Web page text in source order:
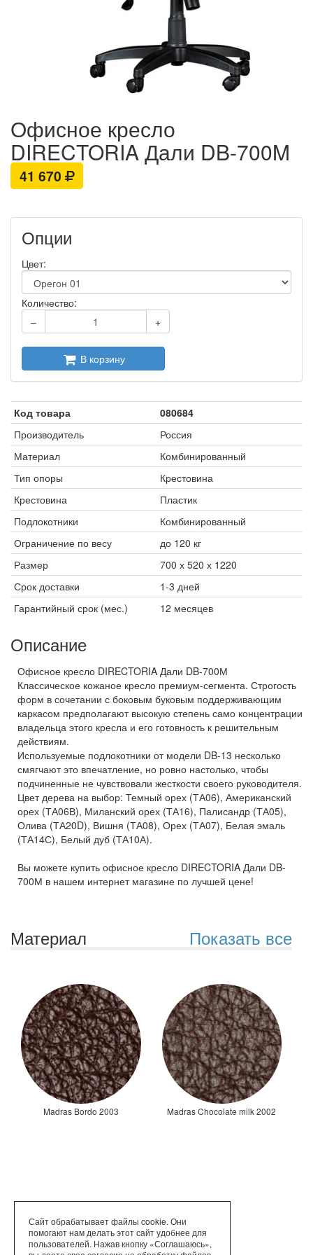
Офисное кресло
DIRECTORIA Дали DB-700M
41 670
Опции
Цвет:
Количество:
–
+
В корзину
Код товара
080684
Производитель
Россия
Материал
Комбинированный
Тип опоры
Крестовина
Крестовина
Пластик
Подлокотники
Комбинированный
Ограничение по весу
до 120 кг
Размер
700 х 520 х 1220
Срок доставки
1-3 дней
Гарантийный срок (мес.)
12 месяцев
Описание
Офисное кресло DIRECTORIA Дали DB-700М
Классическое кожаное кресло премиум-сегмента. Строгость
форм в сочетании с боковым буковым поддерживающим
каркасом предполагают высокую степень само концентрации
владельца этого кресла и его готовность к решительным
действиям.
Используемые подлокотники от модели DB-13 несколько
смягчают это впечатление, но ровно настолько, чтобы
подчиненные не чувствовали жесткости своего руководителя.
Цвет дерева на выбор: Темный орех (ТА06), Американский
орех (ТА06В), Миланский орех (ТА16), Палисандр (ТА05),
Олива (ТА20D), Вишня (ТА08), Орех (ТА07), Белая эмаль
(ТА14С), Белый дуб (ТА10А).
Вы можете купить офисное кресло DIRECTORIA Дали DB-
700М в нашем интернет магазине по лучшей цене!
Показать все
Материал
Madras Bordo 2003 Madras Chocolate milk 2002
Сайт обрабатывает файлы cookie. Они
помогают нам делать этот сайт удобнее для
пользователей. Нажав кнопку «Соглашаюсь»,